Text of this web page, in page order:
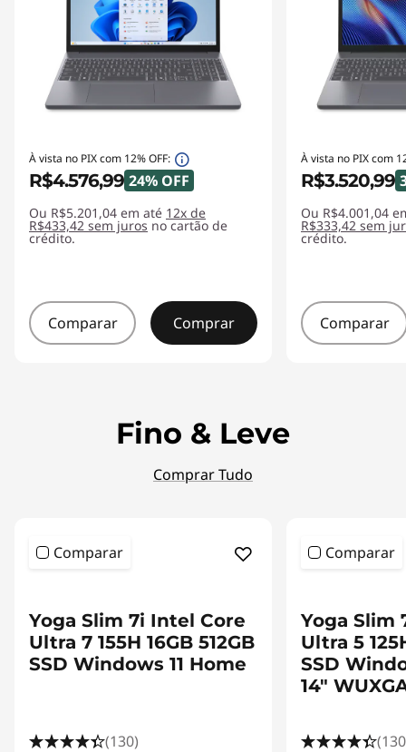
À vista no PIX com 12% OFF:
R$4.576,99 24% OFF
Ou R$5.201,04 em até 12x de
R$433,42 sem juros no cartão de
crédito.
Comparar Comprar
À vista no PIX com
R$3.520,99
Ou R$4.001,04
R$333,42 sem
crédito.
Comparar
Fino & Leve
Comprar Tudo
Comparar
Yoga Slim 7i Intel Core
Ultra 7 155H 16GB 512GB
SSD Windows 11 Home
(130)
Comparar
Yoga Slim
Ultra 5
SSD
14"